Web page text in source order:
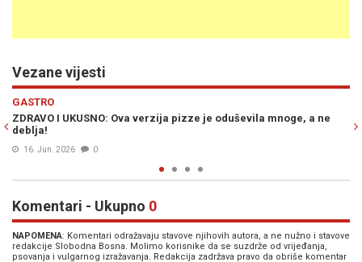
Vezane vijesti
mnoge, a ne
APSOLUTNI HIT NA INTERNETU: Pizza sa
Komentari - Ukupno 0
NAPOMENA: Komentari odražavaju stavove njihovih autora, a ne nužno i stavove
redakcije Slobodna Bosna. Molimo korisnike da se suzdrže od vrijeđanja,
psovanja i vulgarnog izražavanja. Redakcija zadržava pravo da obriše komentar